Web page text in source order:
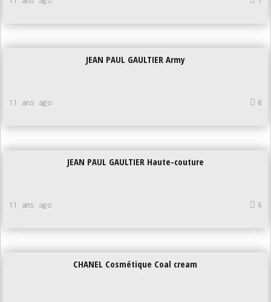
JEAN PAUL GAULTIER Army
0
11 ans ago
JEAN PAUL GAULTIER Haute-couture
6
11 ans ago
CHANEL Cosmétique Coal cream